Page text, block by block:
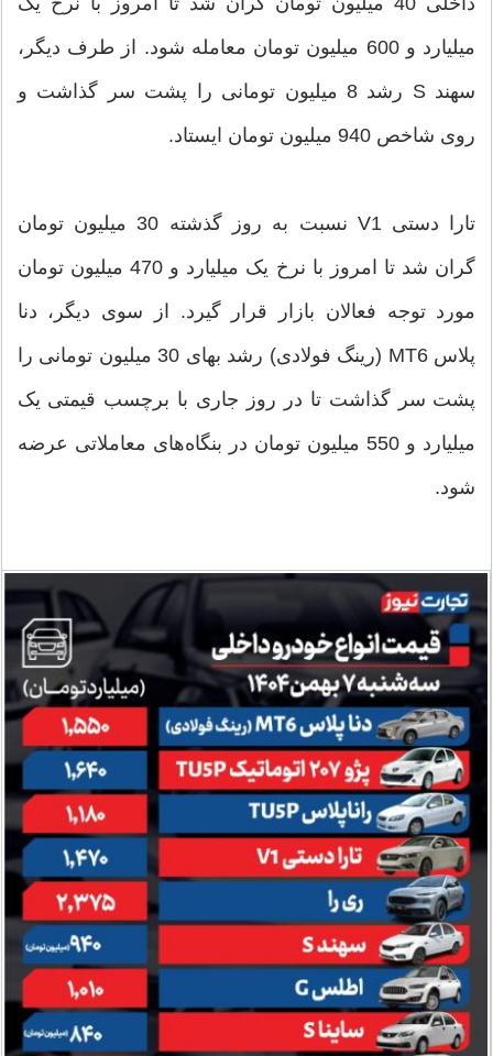
میلیارد و 600 میلیون تومان معامله شود. از طرف دیگر،
سهند S رشد 8 میلیون تومانی را پشت سر گذاشت و
روی شاخص 940 میلیون تومان ایستاد.
تارا دستی V1 نسبت به روز گذشته 30 میلیون تومان
گران شد تا امروز با نرخ یک میلیارد و 470 میلیون تومان
مورد توجه فعالان بازار قرار گیرد. از سوی دیگر، دنا
پلاس MT6 (رینگ فولادی) رشد بهای 30 میلیون تومانی را
پشت سر گذاشت تا در روز جاری با برچسب قیمتی یک
میلیارد و 550 میلیون تومان در بنگاه‌های معاملاتی عرضه
شود.